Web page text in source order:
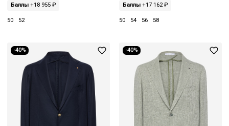
Баллы +18 955 ₽
50 52
Баллы+17 162 ₽
50 54 56 58
-40% -40%